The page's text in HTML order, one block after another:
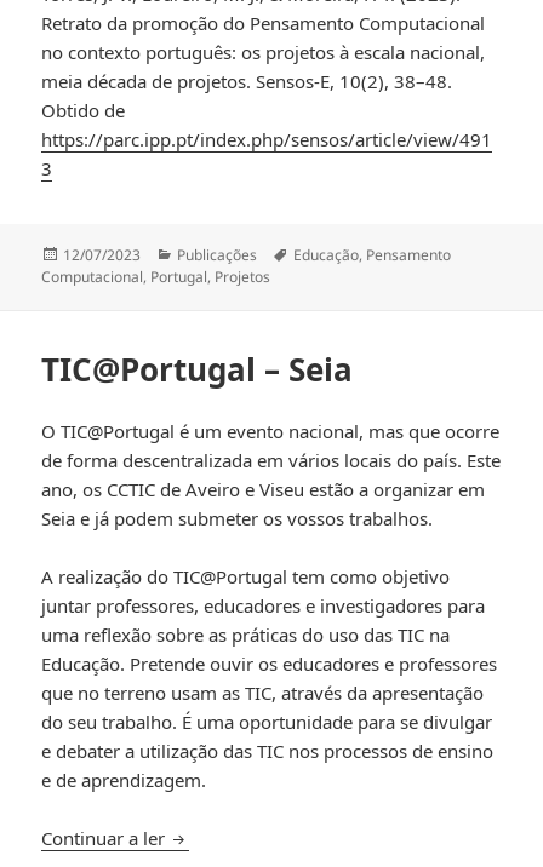
Retrato da promoção do Pensamento Computacional
no contexto português: os projetos à escala nacional,
meia década de projetos. Sensos-E, 10(2), 38–48.
Obtido de
https://parc.ipp.pt/index.php/sensos/article/view/491
3
Publicado
a
12/07/2023 Categorias
Publicações Etiquetas
Educação, Pensamento
Computacional, Portugal, Projetos
TIC@Portugal – Seia
O TIC@Portugal é um evento nacional, mas que ocorre
de forma descentralizada em vários locais do país. Este
ano, os CCTIC de Aveiro e Viseu estão a organizar em
Seia e já podem submeter os vossos trabalhos.
A realização do TIC@Portugal tem como objetivo
juntar professores, educadores e investigadores para
uma reflexão sobre as práticas do uso das TIC na
Educação. Pretende ouvir os educadores e professores
que no terreno usam as TIC, através da apresentação
do seu trabalho. É uma oportunidade para se divulgar
e debater a utilização das TIC nos processos de ensino
e de aprendizagem.
Continuar a ler TIC@Portugal – Seia